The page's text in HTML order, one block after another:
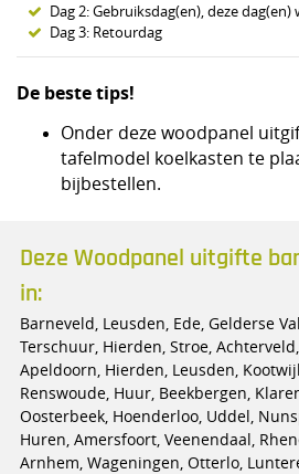
Dag 2: Gebruiksdag(en), deze
Dag 3: Retourdag
De beste tips!
Onder deze woodpanel
tafelmodel koelkasten te
bijbestellen.
Deze Woodpanel uitgifte
in:
Barneveld, Leusden, Ede, Gelderse
Terschuur, Hierden, Stroe,
Apeldoorn, Hierden, Leusden,
Renswoude, Huur, Beekbergen,
Oosterbeek, Hoenderloo, Uddel,
Huren, Amersfoort, Veenendaal,
Arnhem, Wageningen, Otterlo,